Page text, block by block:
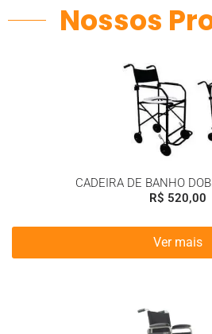
Nossos
CADEIRA DE BANHO
R$ 520,00
Ver mais